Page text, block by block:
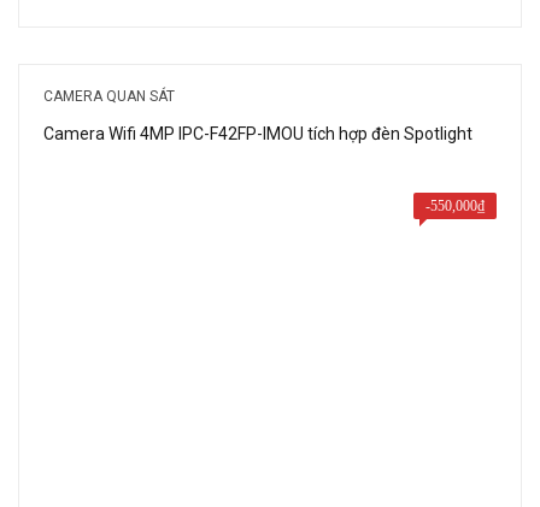
1,800,000₫.
1,050,000₫.
CAMERA QUAN SÁT
Camera Wifi 4MP IPC-F42FP-IMOU tích hợp đèn Spotlight
-550,000₫